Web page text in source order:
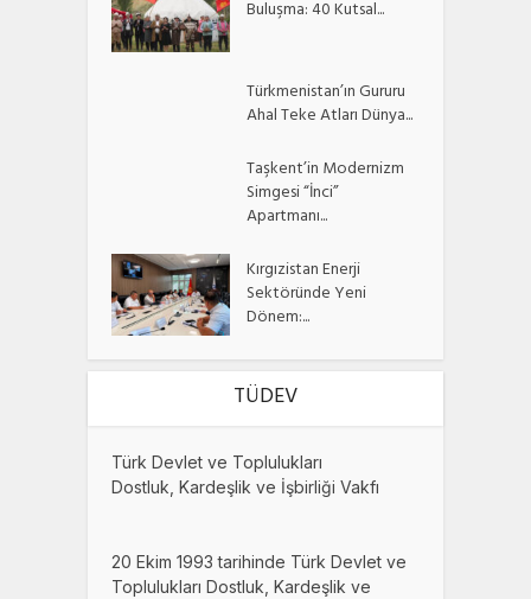
Buluşma: 40 Kutsal...
Türkmenistan’ın Gururu
Ahal Teke Atları Dünya...
Taşkent’in Modernizm
Simgesi “İnci”
Apartmanı...
Kırgızistan Enerji
Sektöründe Yeni
Dönem:...
TÜDEV
Türk Devlet ve Toplulukları
Dostluk, Kardeşlik ve İşbirliği Vakfı
20 Ekim 1993 tarihinde Türk Devlet ve
Toplulukları Dostluk, Kardeşlik ve